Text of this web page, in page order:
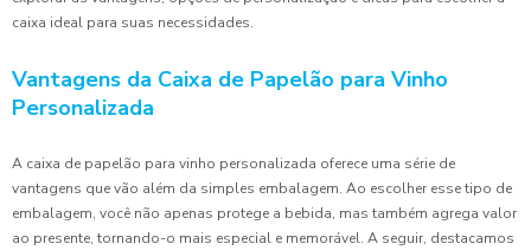
caixa ideal para suas necessidades.
Vantagens da Caixa de Papelão para Vinho
Personalizada
A caixa de papelão para vinho personalizada oferece uma série de
vantagens que vão além da simples embalagem. Ao escolher esse tipo de
embalagem, você não apenas protege a bebida, mas também agrega valor
ao presente, tornando-o mais especial e memorável. A seguir, destacamos